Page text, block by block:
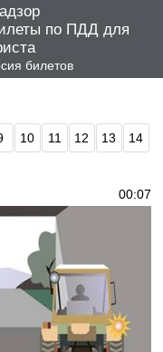
по ПДД для
билетов
10 11 12 13 14
00:07